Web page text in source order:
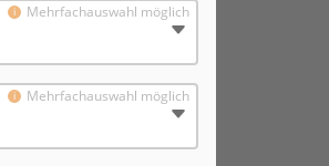
Mehrfachauswahl möglich
Mehrfachauswahl möglich